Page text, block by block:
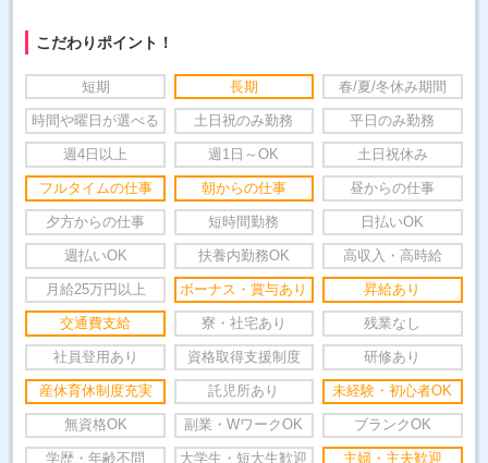
こだわりポイント！
短期 長期 春/夏/冬休み期間
時間や曜日が選べる 土日祝のみ勤務 平日のみ勤務
週4日以上 週1日～OK 土日祝休み
フルタイムの仕事 朝からの仕事 昼からの仕事
夕方からの仕事 短時間勤務 日払いOK
週払いOK 扶養内勤務OK 高収入・高時給
月給25万円以上 ボーナス・賞与あり 昇給あり
交通費支給 寮・社宅あり 残業なし
社員登用あり 資格取得支援制度 研修あり
産休育休制度充実 託児所あり 未経験・初心者OK
無資格OK 副業・WワークOK ブランクOK
学歴・年齢不問 大学生・短大生歓迎 主婦・主夫歓迎